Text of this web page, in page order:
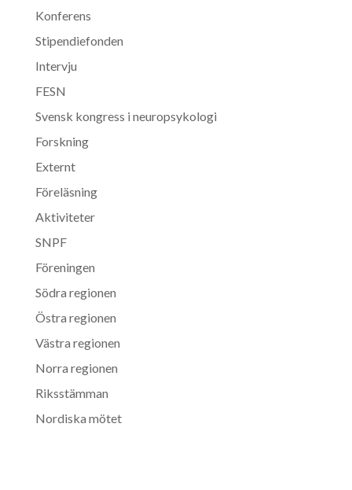
Konferens
Stipendiefonden
Intervju
FESN
Svensk kongress i neuropsykologi
Forskning
Externt
Föreläsning
Aktiviteter
SNPF
Föreningen
Södra regionen
Östra regionen
Västra regionen
Norra regionen
Riksstämman
Nordiska mötet